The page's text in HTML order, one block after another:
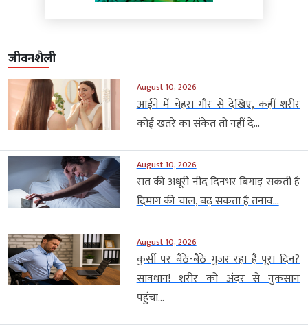
जीवनशैली
August 10, 2026
आईने में चेहरा गौर से देखिए, कहीं शरीर
कोई खतरे का संकेत तो नहीं दे...
August 10, 2026
रात की अधूरी नींद दिनभर बिगाड़ सकती है
दिमाग की चाल, बढ़ सकता है तनाव...
August 10, 2026
कुर्सी पर बैठे-बैठे गुजर रहा है पूरा दिन?
सावधान! शरीर को अंदर से नुकसान
पहुंचा...